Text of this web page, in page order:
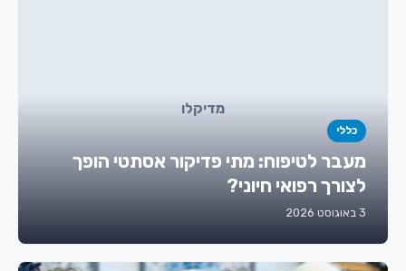
מדיקלו
כללי
מעבר לטיפוח: מתי פדיקור אסתטי הופך
לצורך רפואי חיוני?
3 באוגוסט 2026